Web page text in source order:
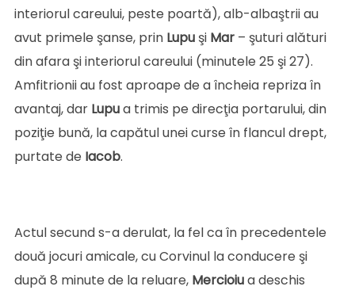
interiorul careului, peste poartă), alb-albaştrii au
avut primele şanse, prin Lupuşi Mar– şuturi alături
din afara şi interiorul careului (minutele 25 şi 27).
Amfitrionii au fost aproape de a încheia repriza în
avantaj, dar Lupua trimis pe direcţia portarului, din
poziţie bună, la capătul unei curse în flancul drept,
purtate de Iacob.
Actul secund s-a derulat, la fel ca în precedentele
două jocuri amicale, cu Corvinul la conducere şi
după 8 minute de la reluare, Mercioiua deschis